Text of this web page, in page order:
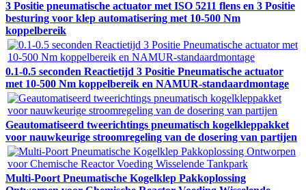
3 Positie pneumatische actuator met ISO 5211 flens en 3 Positie
besturing voor klep automatisering met 10-500 Nm
koppelbereik
0.1-0.5 seconden Reactietijd 3 Positie Pneumatische actuator
met 10-500 Nm koppelbereik en NAMUR-standaardmontage
Geautomatiseerd tweerichtings pneumatisch kogelkleppakket
voor nauwkeurige stroomregeling van de dosering van partijen
Multi-Poort Pneumatische Kogelklep Pakkoplossing